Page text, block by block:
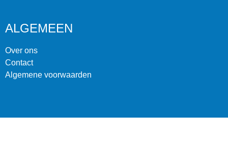
ALGEMEEN
Over ons
Contact
Algemene voorwaarden